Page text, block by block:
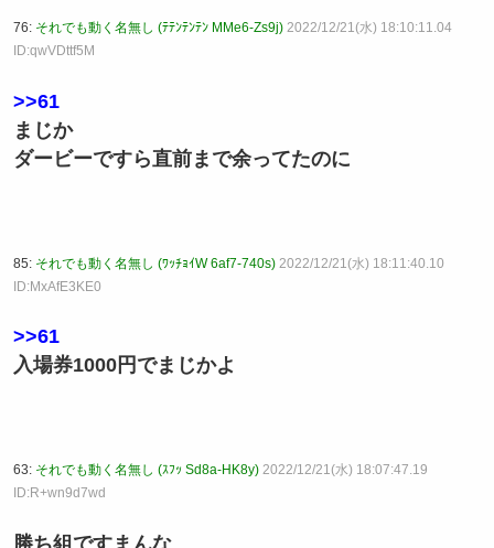
76: それでも動く名無し (ﾃﾃﾝﾃﾝﾃﾝ MMe6-Zs9j) 2022/12/21(水) 18:10:11.04
ID:qwVDttf5M
>>61
まじか
ダービーですら直前まで余ってたのに
85: それでも動く名無し (ﾜｯﾁｮｲW 6af7-740s) 2022/12/21(水) 18:11:40.10
ID:MxAfE3KE0
>>61
入場券1000円でまじかよ
63: それでも動く名無し (ｽﾌｯ Sd8a-HK8y) 2022/12/21(水) 18:07:47.19
ID:R+wn9d7wd